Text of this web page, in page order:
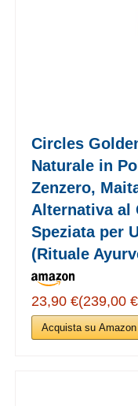
Circles
Naturale in
Zenzero,
Alternativa al
Speziata per
(Rituale
23,90 €(239,00
Acquista su Amazon